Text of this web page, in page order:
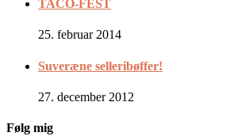
TACO-FEST
25. februar 2014
Suveræne selleribøffer!
27. december 2012
Følg mig